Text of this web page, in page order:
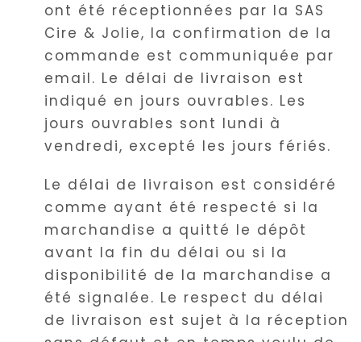
ont été réceptionnées par la SAS
Cire & Jolie, la confirmation de la
commande est communiquée par
email. Le délai de livraison est
indiqué en jours ouvrables. Les
jours ouvrables sont lundi à
vendredi, excepté les jours fériés.
Le délai de livraison est considéré
comme ayant été respecté si la
marchandise a quitté le dépôt
avant la fin du délai ou si la
disponibilité de la marchandise a
été signalée. Le respect du délai
de livraison est sujet à la réception